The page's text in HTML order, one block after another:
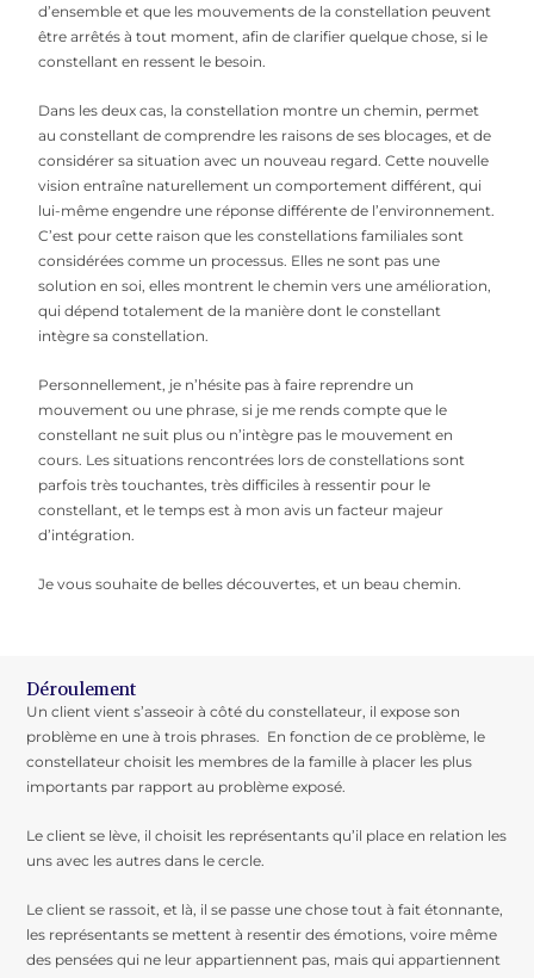
d’ensemble et que les mouvements de la constellation peuvent
être arrêtés à tout moment, afin de clarifier quelque chose, si le
constellant en ressent le besoin.
Dans les deux cas, la constellation montre un chemin, permet
au constellant de comprendre les raisons de ses blocages, et de
considérer sa situation avec un nouveau regard. Cette nouvelle
vision entraîne naturellement un comportement différent, qui
lui-même engendre une réponse différente de l’environnement.
C’est pour cette raison que les constellations familiales sont
considérées comme un processus. Elles ne sont pas une
solution en soi, elles montrent le chemin vers une amélioration,
qui dépend totalement de la manière dont le constellant
intègre sa constellation.
Personnellement, je n’hésite pas à faire reprendre un
mouvement ou une phrase, si je me rends compte que le
constellant ne suit plus ou n’intègre pas le mouvement en
cours. Les situations rencontrées lors de constellations sont
parfois très touchantes, très difficiles à ressentir pour le
constellant, et le temps est à mon avis un facteur majeur
d’intégration.
Je vous souhaite de belles découvertes, et un beau chemin.
Déroulement
Un client vient s’asseoir à côté du constellateur, il expose son
problème en une à trois phrases. En fonction de ce problème, le
constellateur choisit les membres de la famille à placer les plus
importants par rapport au problème exposé.
Le client se lève, il choisit les représentants qu’il place en relation les
uns avec les autres dans le cercle.
Le client se rassoit, et là, il se passe une chose tout à fait étonnante,
les représentants se mettent à resentir des émotions, voire même
des pensées qui ne leur appartiennent pas, mais qui appartiennent